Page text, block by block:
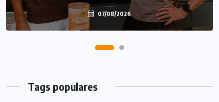
07/08/2026
Tags populares